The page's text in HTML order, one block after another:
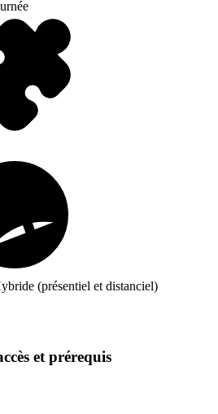
(présentiel et distanciel)
et prérequis